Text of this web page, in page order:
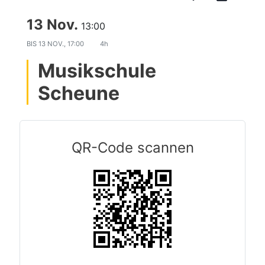
13 Nov. 13:00
BIS 13 NOV., 17:00 4h
Musikschule
Scheune
QR-Code scannen